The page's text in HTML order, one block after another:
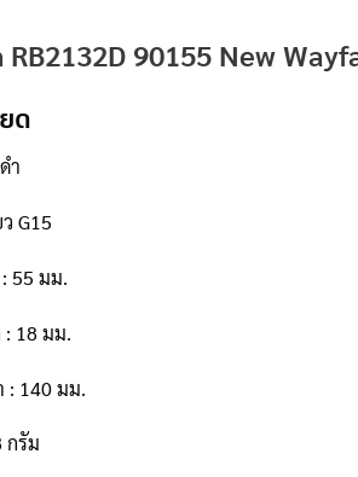
RB2132D 90155 New
ด
ำ
G15
55 มม.
18 มม.
: 140 มม.
กรัม